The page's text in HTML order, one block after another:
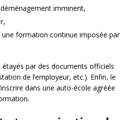
imminent,
une formation continue imposée par
par des documents officiels
de l’employeur, etc.). Enfin, le
dans une auto-école agréée